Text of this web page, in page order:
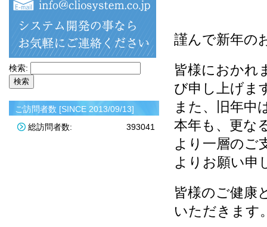
検索:
ご訪問者数 [SINCE 2013/09/13]
393041
総訪問者数:
謹んで新年の
皆様におかれ
び申し上げま
また、旧年中
本年も、更な
より一層のご
よりお願い申
皆様のご健康
いただきます